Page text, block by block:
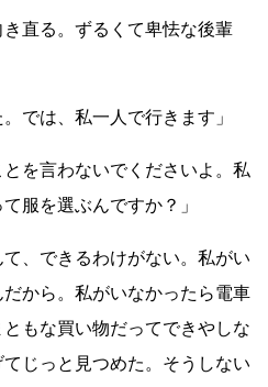
直る。ずるくて卑怯な後輩
では、私一人で行きます」
とを言わないでくださいよ。私
服を選ぶんですか？」
、できるわけがない。私がい
から。私がいなかったら電車
もな買い物だってできやしな
じっと見つめた。そうしない